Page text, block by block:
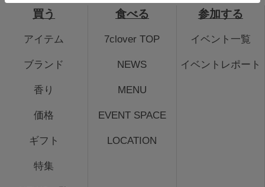
買う
アイテム
ブランド
香り
価格
ギフト
特集
食べる
7clover TOP
NEWS
MENU
EVENT SPACE
LOCATION
参加する
イベント一覧
イベントレポート